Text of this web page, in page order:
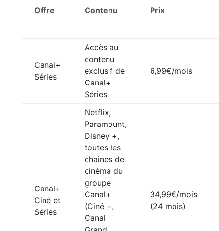
Offre Contenu Prix
Canal+
Séries
Accès au
contenu
exclusif de
Canal+
Séries
6,99€/mois
Canal+
Ciné et
Séries
Netflix,
Paramount,
Disney +,
toutes les
chaines de
cinéma du
groupe
Canal+
(Ciné +,
Canal
34,99€/mois
(24 mois)